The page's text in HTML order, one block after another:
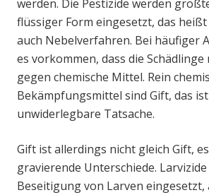
werden. Die Pestizide werden
flüssiger Form eingesetzt, das
auch Nebelverfahren. Bei häufiger
es vorkommen, dass die
gegen chemische Mittel. Rein
Bekämpfungsmittel sind Gift, das
unwiderlegbare Tatsache.
Gift ist allerdings nicht gleich Gift,
gravierende Unterschiede.
Beseitigung von Larven eingesetzt,